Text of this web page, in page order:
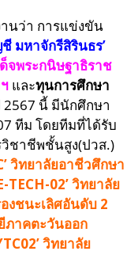
นว่า การแข่งขัน
มหาจักรีสิรินธร’
จพระกนิษฐาธิราช
และทุนการศึกษา
2567 นี้ มีนักศึกษา
ทีม โดยทีมที่ได้รับ
ชาชีพชั้นสูง(ปวส.)
วิทยาลัยอาชีวศึกษา
TECH-02’ วิทยาลัย
งชนะเลิศอันดับ 2
ภาคตะวันออก
วิทยาลัย